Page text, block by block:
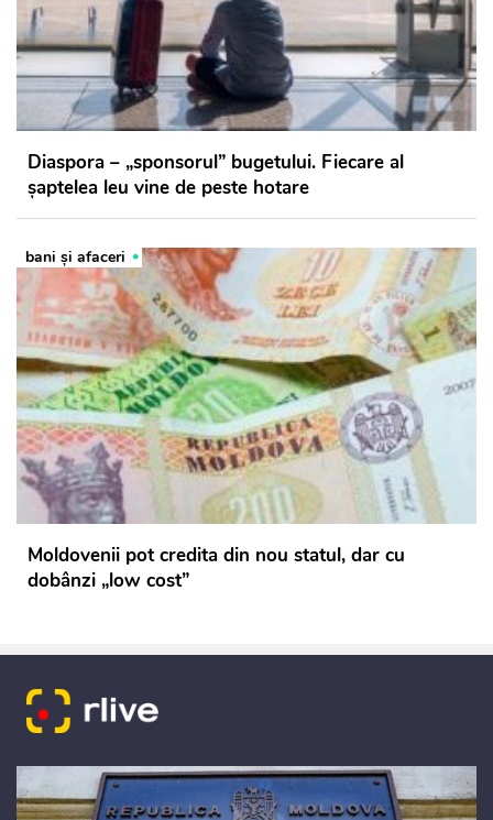
Diaspora – „sponsorul” bugetului. Fiecare al
șaptelea leu vine de peste hotare
bani și afaceri
Moldovenii pot credita din nou statul, dar cu
dobânzi „low cost”